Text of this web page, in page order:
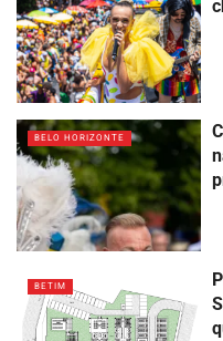
BELO HORIZONTE
BETIM